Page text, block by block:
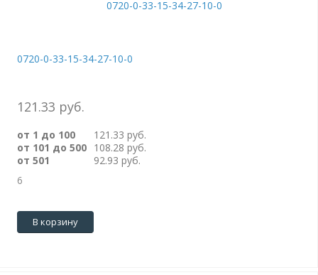
0720-0-33-15-34-27-10-0
121.33 руб.
от 1 до 100
121.33 руб.
от 101 до 500 108.28 руб.
от 501
92.93 руб.
6
В корзину